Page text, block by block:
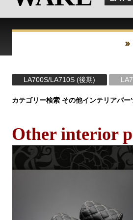
»
LA700S/LA710S (後期)
カテゴリー検索 その他インテリアパー
Other interior